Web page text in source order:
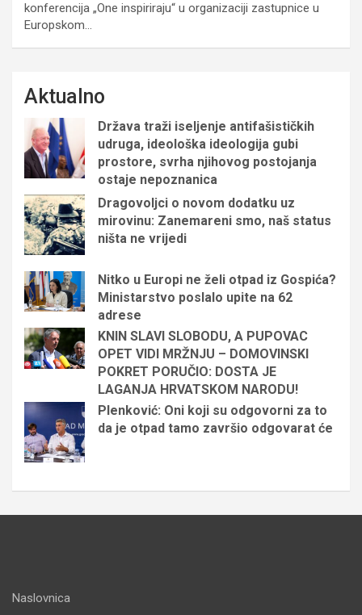
konferencija „One inspiriraju“ u organizaciji zastupnice u
Europskom…
Aktualno
Država traži iseljenje antifašističkih
udruga, ideološka ideologija gubi
prostore, svrha njihovog postojanja
ostaje nepoznanica
Dragovoljci o novom dodatku uz
mirovinu: Zanemareni smo, naš status
ništa ne vrijedi
Nitko u Europi ne želi otpad iz Gospića?
Ministarstvo poslalo upite na 62
adrese
KNIN SLAVI SLOBODU, A PUPOVAC
OPET VIDI MRŽNJU – DOMOVINSKI
POKRET PORUČIO: DOSTA JE
LAGANJA HRVATSKOM NARODU!
Plenković: Oni koji su odgovorni za to
da je otpad tamo završio odgovarat će
Naslovnica